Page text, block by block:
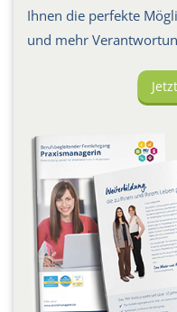
Ihnen die perfekte
und mehr